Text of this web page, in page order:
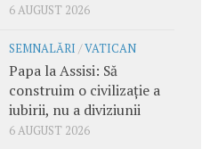
6 AUGUST 2026
SEMNALĂRI /VATICAN
Papa la Assisi: Să
construim o civilizație a
iubirii, nu a diviziunii
6 AUGUST 2026